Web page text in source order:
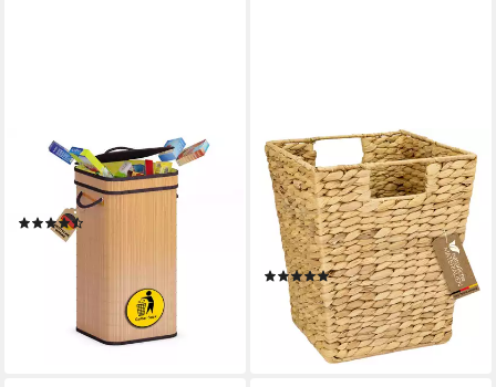
ADELDREAM
Papierkorb Gelbe Sack
Müllständer Sack Ständer
29,99 €
lieferbar - in 3-4 Werktagen bei dir
HMF
Papierkorb Papierkorb Büro,
Aufbewahrungskorb
geflochten, aus
Wasserhyazinthe, Eckig, 25 x
25 x 30 cm(12)
ab 13,99 € UVP32,99 €
-58%
lieferbar - in 2-3 Werktagen bei dir